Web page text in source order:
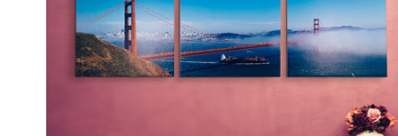
Выберите из списка:
15х20
20х20
20х30
30х30
30х40